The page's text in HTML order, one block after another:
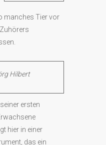
manches Tier vor
Hilbert
ersten
hier in einer
das ein